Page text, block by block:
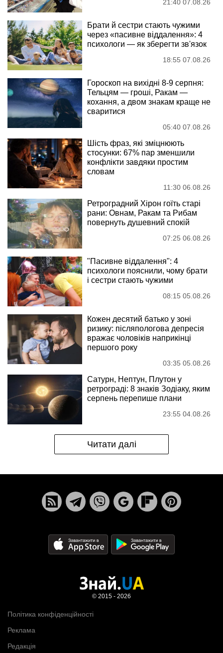
21:40 07.08.26
Брати й сестри стають чужими
через «пасивне віддалення»: 4
психологи — як зберегти зв'язок
18:55 07.08.26
Гороскоп на вихідні 8-9 серпня:
Тельцям — гроші, Ракам —
кохання, а двом знакам краще не
сваритися
05:40 07.08.26
Шість фраз, які зміцнюють
стосунки: 67% пар зменшили
конфлікти завдяки простим
словам
11:30 06.08.26
Ретроградний Хірон гоїть старі
рани: Овнам, Ракам та Рибам
повернуть душевний спокій
07:25 06.08.26
"Пасивне віддалення": 4
психологи пояснили, чому брати
і сестри стають чужими
08:15 05.08.26
Кожен десятий батько у зоні
ризику: післяпологова депресія
вражає чоловіків наприкінці
першого року
03:35 05.08.26
Сатурн, Нептун, Плутон у
ретрограді: 8 знаків Зодіаку, яким
серпень перепише плани
23:55 04.08.26
Читати далі
Політика конфіденційності
Реклама
Редакція
© 2015 - 2026